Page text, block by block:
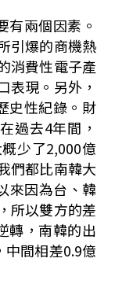
有兩個因素。
引爆的商機熱
消費性電子產
表現。另外，
史性紀錄。財
在過去4年間，
少了2,000億
們都比南韓大
來因為台、韓
所以雙方的差
轉，南韓的出
中間相差0.9億